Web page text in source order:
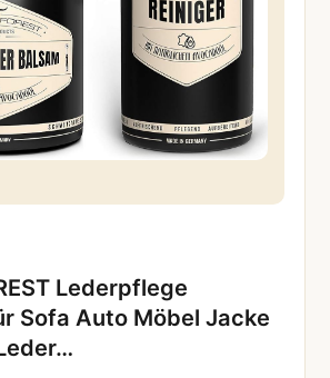
Lederpflege
Sofa Auto Möbel Jacke